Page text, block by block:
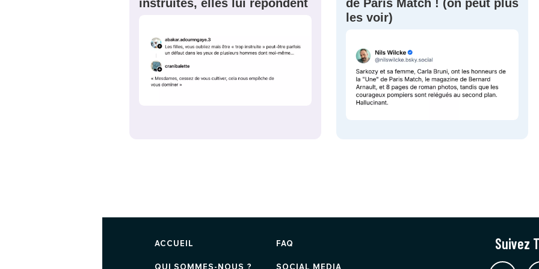
instruites, elles lui répondent
de Paris Match ! (on peut plus
les voir)
ACCUEIL
QUI SOMMES-NOUS ?
FAQ
SOCIAL MEDIA
Suivez